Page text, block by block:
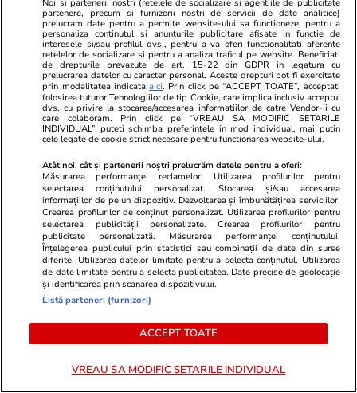
ZiaruldeIasi.ro
Motivul interesant pentru care o
elevă din rural cu o medie de top
la Evaluarea Națională a ales un
liceu tehnologic. „Este o
Fanatik.ro
Decizie
Peluza
FCSB din
la meciul cu
ULTIMELE ȘTIRI
Știri Externe 20:19
Misiunea navală a UE din Marea Mediterană a
interceptat un petrolier din flota-fantomă a
Rusiei. Operațiunea a fost condusă de Italia
Noi si partenerii nostri (retelele de socializare si agentiile de publicitate
partenere, precum si furnizorii nostri de servicii de date analitice)
prelucram date pentru a permite website-ului sa functioneze, pentru a
personaliza continutul si anunturile publicitare afisate in functie de
interesele si/sau profilul dvs., pentru a va oferi functionalitati aferente
retelelor de socializare si pentru a analiza traficul pe website. Beneficiati
de drepturile prevazute de art. 15-22 din GDPR in legatura cu
prelucrarea datelor cu caracter personal. Aceste drepturi pot fi exercitate
prin modalitatea indicataaici. Prin click pe “ACCEPT TOATE”, acceptati
folosirea tuturor Tehnologiilor de tip Cookie, care implica inclusiv acceptul
dvs. cu privire la stocarea/accesarea informatiilor de catre Vendor-ii cu
care colaboram. Prin click pe “VREAU SA MODIFIC SETARILE
INDIVIDUAL” puteti schimba preferintele in mod individual, mai putin
cele legate de cookie strict necesare pentru functionarea website-ului.
Atât noi, cât și partenerii noștri prelucrăm datele pentru a oferi:
Măsurarea performanței reclamelor. Utilizarea profilurilor pentru
selectarea conținutului personalizat. Stocarea și/sau accesarea
informațiilor de pe un dispozitiv. Dezvoltarea și îmbunătățirea serviciilor.
Crearea profilurilor de conținut personalizat. Utilizarea profilurilor pentru
selectarea publicității personalizate. Crearea profilurilor pentru
publicitate personalizată. Măsurarea performanței conținutului.
Înțelegerea publicului prin statistici sau combinații de date din surse
diferite. Utilizarea datelor limitate pentru a selecta conținutul. Utilizarea
de date limitate pentru a selecta publicitatea. Date precise de geolocație
și identificarea prin scanarea dispozitivului.
Listă parteneri (furnizori)
ACCEPT TOATE
VREAU SA MODIFIC SETARILE INDIVIDUAL